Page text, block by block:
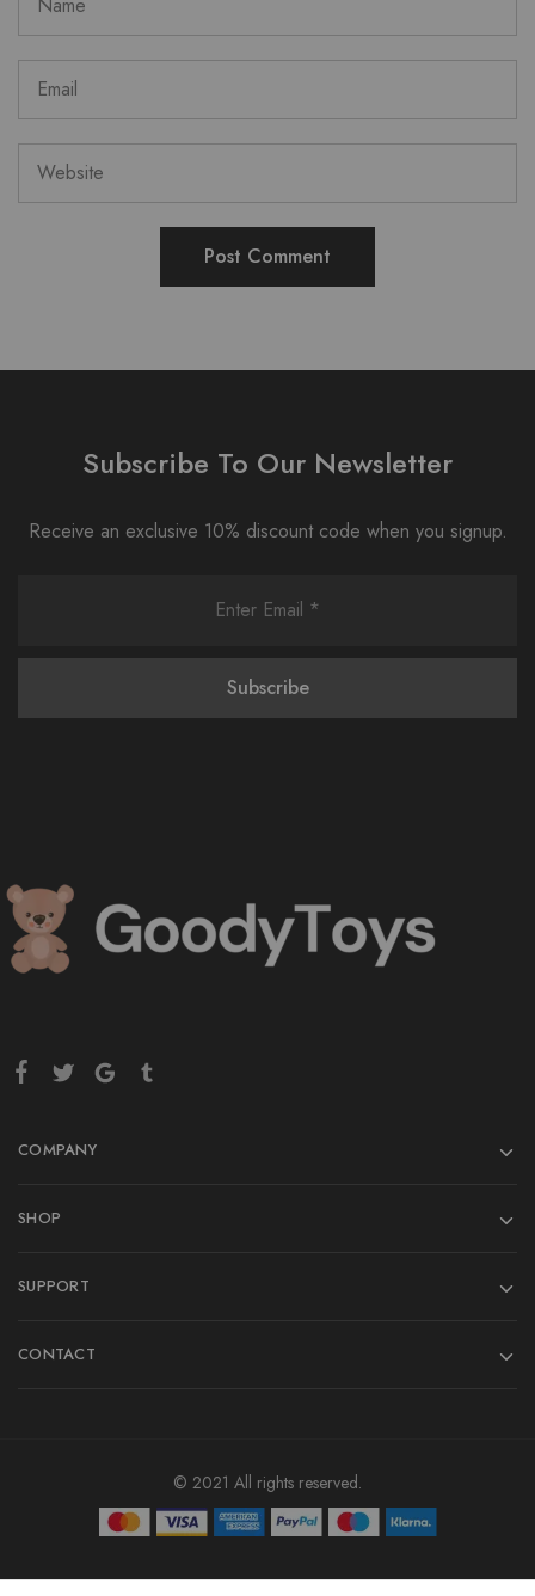
Subscribe To Our Newsletter
Receive an exclusive 10% discount code when you signup.
COMPANY
SHOP
SUPPORT
CONTACT
© 2021 All rights reserved.